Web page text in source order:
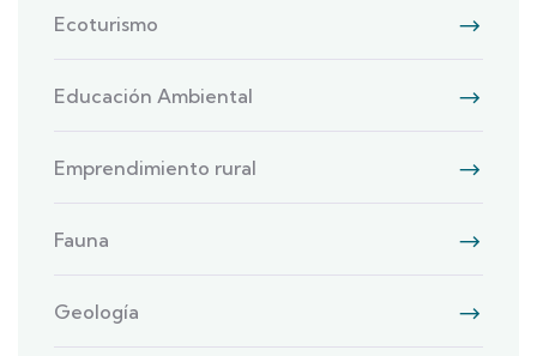
Ecoturismo
Educación Ambiental
Emprendimiento rural
Fauna
Geología